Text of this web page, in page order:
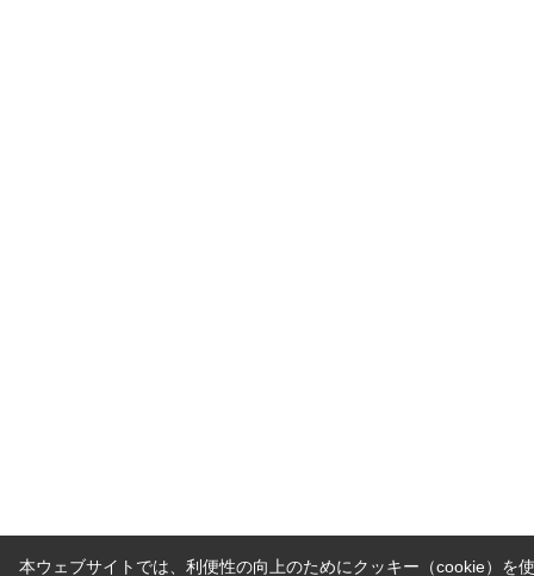
本ウェブサイトでは、利便性の向上のためにクッキー（cookie）を